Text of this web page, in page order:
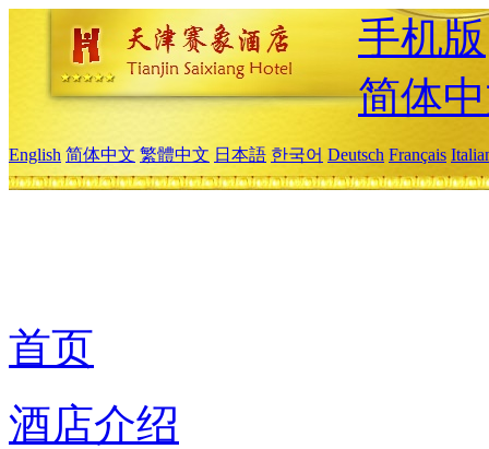
手机版
简体
English 简体中文 繁體中文 日本語 한국어 Deutsch Français
首页
酒店介绍